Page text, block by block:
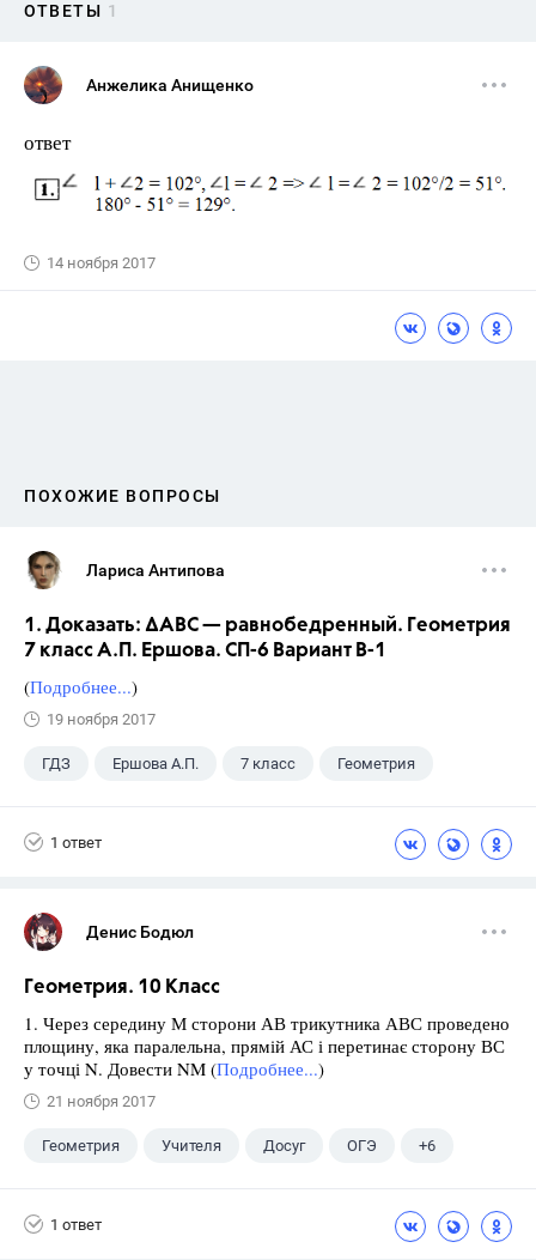
ОТВЕТЫ 1
Анжелика Анищенко
ответ
14 ноября 2017
ПОХОЖИЕ ВОПРОСЫ
Лариса Антипова
1. Доказать: ∆АВС — равнобедренный. Геометрия
7 класс А.П. Ершова. СП-6 Вариант В-1
(Подробнее...)
19 ноября 2017
ГДЗ Ершова А.П. 7 класс Геометрия
1 ответ
Денис Бодюл
Геометрия. 10 Класс
1. Через середину М сторони АВ трикутника АВС проведено
площину, яка паралельна, прямій АС і перетинає сторону ВС
у точці N. Довести NM (Подробнее...)
21 ноября 2017
Геометрия Учителя Досуг ОГЭ +6
1 ответ